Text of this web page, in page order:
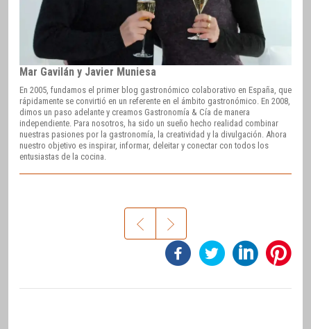
Mar Gavilán y Javier Muniesa
En 2005, fundamos el primer blog gastronómico colaborativo en España, que
rápidamente se convirtió en un referente en el ámbito gastronómico. En 2008,
dimos un paso adelante y creamos Gastronomía & Cía de manera
independiente. Para nosotros, ha sido un sueño hecho realidad combinar
nuestras pasiones por la gastronomía, la creatividad y la divulgación. Ahora
nuestro objetivo es inspirar, informar, deleitar y conectar con todos los
entusiastas de la cocina.